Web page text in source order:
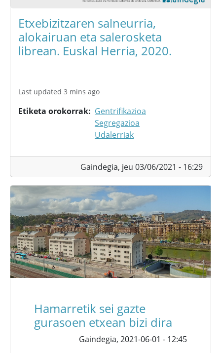
Etxebizitzaren salneurria,
alokairuan eta salerosketa
librean. Euskal Herria, 2020.
Last updated 3 mins ago
Etiketa orokorrak
Gentrifikazioa
Segregazioa
Udalerriak
Gaindegia, jeu 03/06/2021 - 16:29
Hamarretik sei gazte
gurasoen etxean bizi dira
Gaindegia, 2021-06-01 - 12:45